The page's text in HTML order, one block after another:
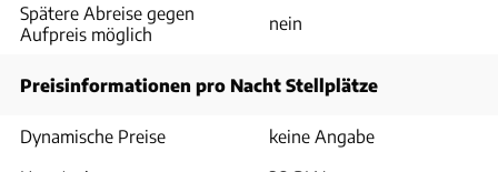
Spätere Abreise gegen
Aufpreis möglich
nein
Preisinformationen pro Nacht Stellplätze
Dynamische Preise
keine Angabe